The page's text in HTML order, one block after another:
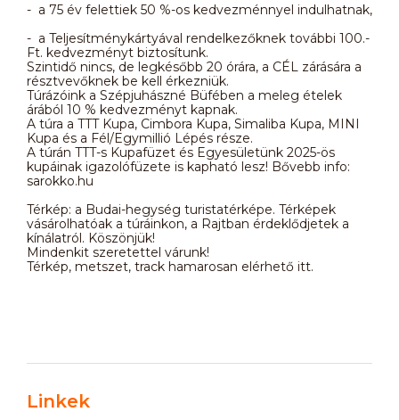
- a 75 év felettiek 50 %-os kedvezménnyel indulhatnak,
- a Teljesítménykártyával rendelkezőknek további 100.-
Ft. kedvezményt biztosítunk.
Szintidő nincs, de legkésőbb 20 órára, a CÉL zárására a
résztvevőknek be kell érkezniük.
Túrázóink a Szépjuhászné Büfében a meleg ételek
árából 10 % kedvezményt kapnak.
A túra a TTT Kupa, Cimbora Kupa, Simaliba Kupa, MINI
Kupa és a Fél/Egymillió Lépés része.
A túrán TTT-s Kupafüzet és Egyesületünk 2025-ös
kupáinak igazolófüzete is kapható lesz! Bővebb info:
sarokko.hu
Térkép: a Budai-hegység turistatérképe. Térképek
vásárolhatóak a túráinkon, a Rajtban érdeklődjetek a
kínálatról. Köszönjük!
Mindenkit szeretettel várunk!
Térkép, metszet, track hamarosan elérhető itt.
Linkek